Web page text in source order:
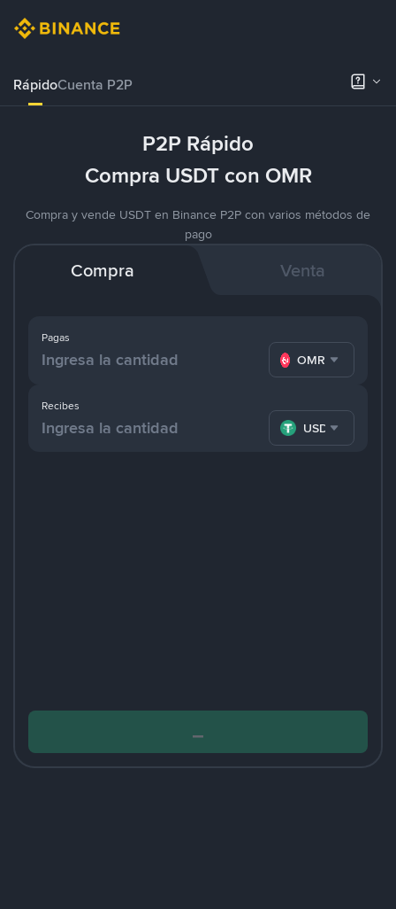
RápidoCuenta P2P
P2P Rápido
Compra USDT con OMR
Compra y vende USDT en Binance P2P con varios métodos de
pago
Compra Venta
Pagas
OMR
Recibes
USDT